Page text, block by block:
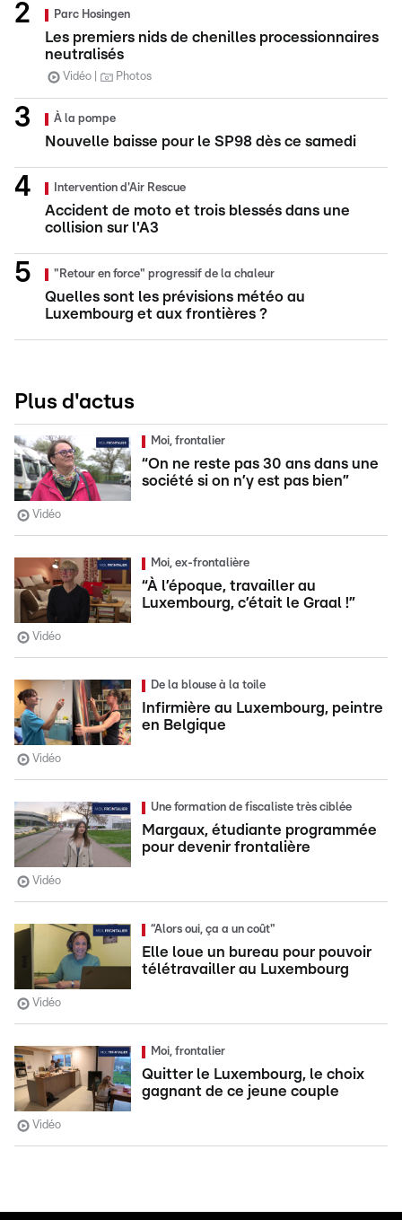
Parc Hosingen
Les premiers nids de chenilles processionnaires
neutralisés
Vidéo Photos
À la pompe
Nouvelle baisse pour le SP98 dès ce samedi
Intervention d'Air Rescue
Accident de moto et trois blessés dans une
collision sur l'A3
"Retour en force" progressif de la chaleur
Quelles sont les prévisions météo au
Luxembourg et aux frontières ?
Plus d'actus
Moi, frontalier
“On ne reste pas 30 ans dans une
société si on n’y est pas bien”
Vidéo
Moi, ex-frontalière
“À l’époque, travailler au
Luxembourg, c’était le Graal !”
Vidéo
De la blouse à la toile
Infirmière au Luxembourg, peintre
en Belgique
Vidéo
Une formation de fiscaliste très ciblée
Margaux, étudiante programmée
pour devenir frontalière
Vidéo
“Alors oui, ça a un coût"
Elle loue un bureau pour pouvoir
télétravailler au Luxembourg
Vidéo
Moi, frontalier
Quitter le Luxembourg, le choix
gagnant de ce jeune couple
Vidéo